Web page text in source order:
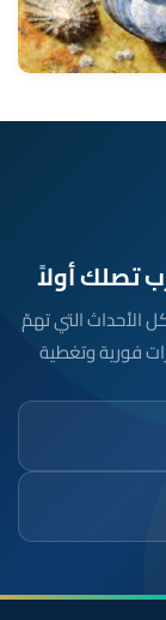
لكل الأحداث التي تهمّ
فورية وتغطية